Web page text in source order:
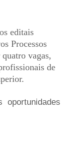
editais
Processos
vagas,
de